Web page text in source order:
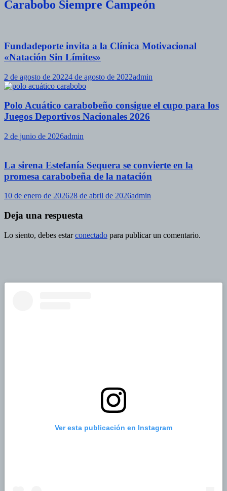
Carabobo Siempre Campeón
Fundadeporte invita a la Clínica Motivacional
«Natación Sin Límites»
2 de agosto de 20224 de agosto de 2022admin
Polo Acuático carabobeño consigue el cupo para los
Juegos Deportivos Nacionales 2026
2 de junio de 2026admin
La sirena Estefanía Sequera se convierte en la
promesa carabobeña de la natación
10 de enero de 202628 de abril de 2026admin
Deja una respuesta
Lo siento, debes estarconectado para publicar un comentario.
Ver esta publicación en Instagram